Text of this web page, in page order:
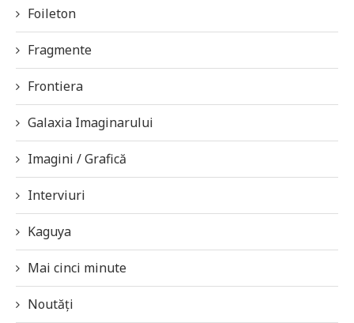
Foileton
Fragmente
Frontiera
Galaxia Imaginarului
Imagini / Grafică
Interviuri
Kaguya
Mai cinci minute
Noutăți